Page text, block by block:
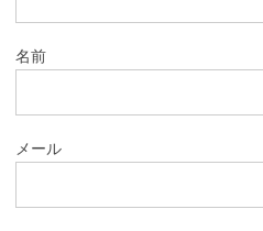
名前
メール